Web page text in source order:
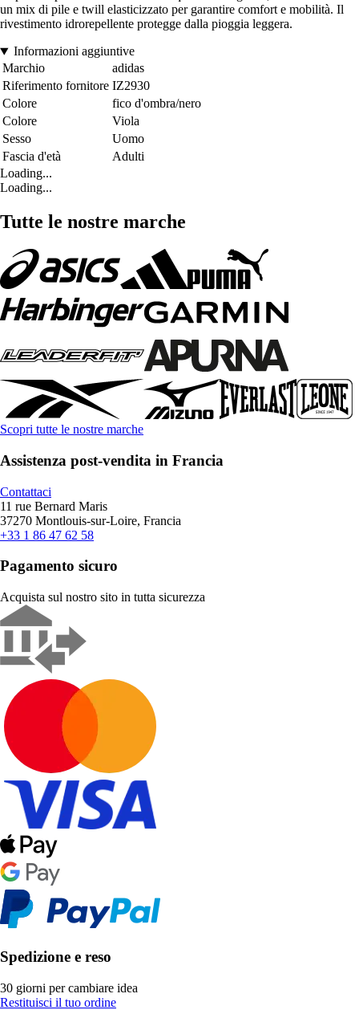
un mix di pile e twill elasticizzato per garantire comfort e mobilità. Il
rivestimento idrorepellente protegge dalla pioggia leggera.
Informazioni aggiuntive
Marchio
adidas
Riferimento fornitore IZ2930
Colore
fico d'ombra/nero
Colore
Viola
Sesso
Uomo
Fascia d'età
Adulti
Loading...
Loading...
Tutte le nostre marche
Scopri tutte le nostre marche
Assistenza post-vendita in Francia
Contattaci
11 rue Bernard Maris
37270 Montlouis-sur-Loire, Francia
+33 1 86 47 62 58
Pagamento sicuro
Acquista sul nostro sito in tutta sicurezza
Spedizione e reso
30 giorni per cambiare idea
Restituisci il tuo ordine